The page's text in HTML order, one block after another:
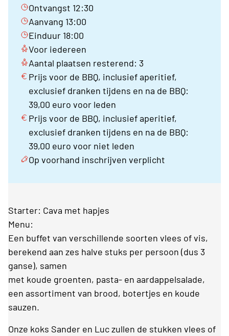
Ontvangst 12:30
Aanvang 13:00
Einduur 18:00
Voor iedereen
Aantal plaatsen resterend: 3
Prijs voor de BBQ, inclusief aperitief,
exclusief dranken tijdens en na de BBQ:
39,00 euro voor leden
Prijs voor de BBQ, inclusief aperitief,
exclusief dranken tijdens en na de BBQ:
39,00 euro voor niet leden
Op voorhand inschrijven verplicht
Starter: Cava met hapjes
Menu:
Een buffet van verschillende soorten vlees of vis,
berekend aan zes halve stuks per persoon (dus 3
ganse), samen
met koude groenten, pasta- en aardappelsalade,
een assortiment van brood, botertjes en koude
sauzen.
Onze koks Sander en Luc zullen de stukken vlees of